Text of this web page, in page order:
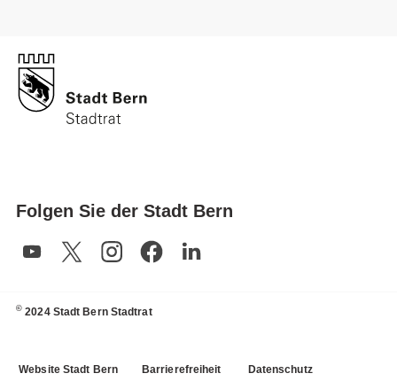
Folgen Sie der Stadt Bern
© 2024 Stadt Bern Stadtrat
Website Stadt Bern Barrierefreiheit
Datenschutz